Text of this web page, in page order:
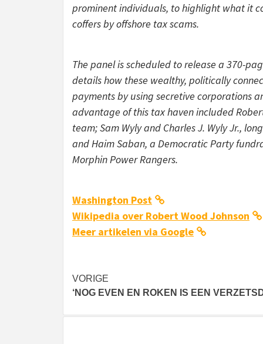
prominent individuals, to highlight what it
coffers by offshore tax scams.
The panel is scheduled to release a 370-
details how these wealthy, politically
payments by using secretive corporations
advantage of this tax haven included
team; Sam Wyly and Charles J. Wyly Jr.,
and Haim Saban, a Democratic Party
Morphin Power Rangers.
Washington Post
Wikipedia over Robert Wood Johnson
Meer artikelen via Google
Bericht
navigatie
VORIGE
‘NOG EVEN EN ROKEN IS EEN